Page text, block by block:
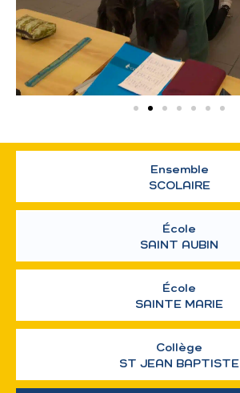
Ensemble
SCOLAIRE
École
SAINT AUBIN
École
SAINTE MARIE
Collège
ST JEAN BAPTISTE